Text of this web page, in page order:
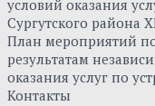
условий оказания
Сургутского
План мероприятий
результатам
оказания услуг по
Контакты